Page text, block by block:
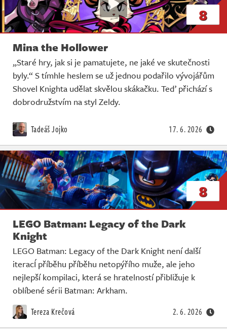
8
Mina the Hollower
„Staré hry, jak si je pamatujete, ne jaké ve skutečnosti
byly.“ S tímhle heslem se už jednou podařilo vývojářům
Shovel Knighta udělat skvělou skákačku. Teď přichází s
dobrodružstvím na styl Zeldy.
Tadeáš Jojko 17. 6. 2026
8
LEGO Batman: Legacy of the Dark
Knight
LEGO Batman: Legacy of the Dark Knight není další
iteracÍ příběhu příběhu netopýřího muže, ale jeho
nejlepší kompilaci, která se hratelností přibližuje k
oblíbené sérii Batman: Arkham.
Tereza Krečová 2. 6. 2026